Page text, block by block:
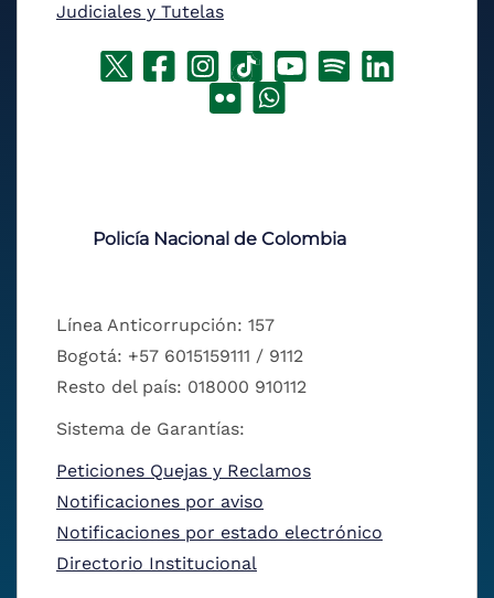
Judiciales y Tutelas
Policía Nacional de Colombia
Línea Anticorrupción: 157
Bogotá: +57 6015159111 / 9112
Resto del país: 018000 910112
Sistema de Garantías:
Peticiones Quejas y Reclamos
Notificaciones por aviso
Notificaciones por estado electrónico
Directorio Institucional